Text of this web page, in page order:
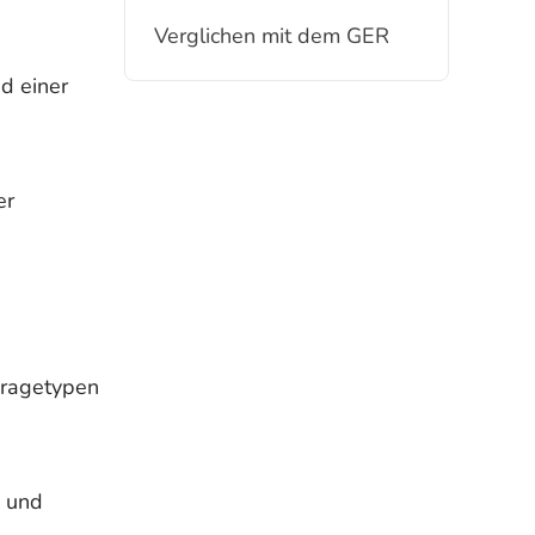
einer
und
Verglichen mit dem GER